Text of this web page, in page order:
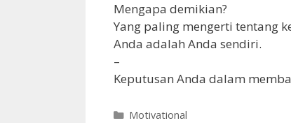
Mengapa demikian?
Yang paling mengerti tentang
Anda adalah Anda sendiri.
–
Keputusan Anda dalam
Motivational